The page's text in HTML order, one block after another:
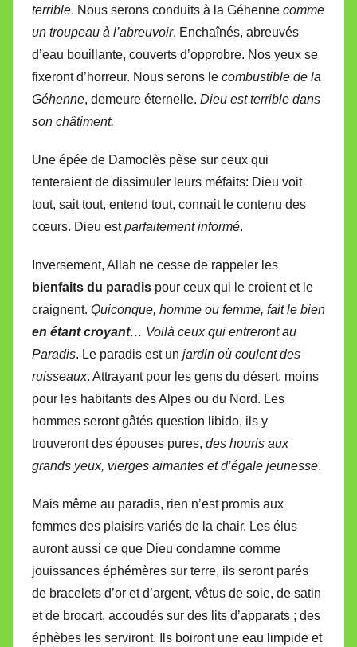
terrible. Nous serons conduits à la Géhenne comme
un troupeau à l’abreuvoir. Enchaînés, abreuvés
d’eau bouillante, couverts d’opprobre. Nos yeux se
fixeront d’horreur. Nous serons le combustible de la
Géhenne, demeure éternelle. Dieu est terrible dans
son châtiment.
Une épée de Damoclès pèse sur ceux qui
tenteraient de dissimuler leurs méfaits: Dieu voit
tout, sait tout, entend tout, connait le contenu des
cœurs. Dieu estparfaitement informé.
Inversement, Allah ne cesse de rappeler les
bienfaits du paradis pour ceux qui le croient et le
craignent. Quiconque, homme ou femme, fait le bien
en étant croyant… Voilà ceux qui entreront au
Paradis. Le paradis est un jardin où coulent des
ruisseaux. Attrayant pour les gens du désert, moins
pour les habitants des Alpes ou du Nord. Les
hommes seront gâtés question libido, ils y
trouveront des épouses pures, des houris aux
grands yeux, vierges aimantes et d’égale jeunesse.
Mais même au paradis, rien n’est promis aux
femmes des plaisirs variés de la chair. Les élus
auront aussi ce que Dieu condamne comme
jouissances éphémères sur terre, ils seront parés
de bracelets d’or et d’argent, vêtus de soie, de satin
et de brocart, accoudés sur des lits d’apparats ; des
éphèbes les serviront. Ils boiront une eau limpide et